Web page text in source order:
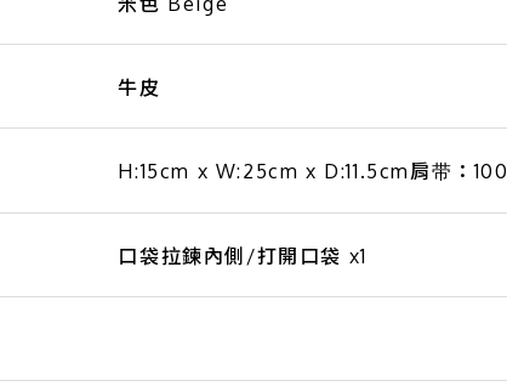
牛皮
H:15cm x W:25cm x D:11.5cm肩带：100
口袋拉鍊內側/打開口袋 x1